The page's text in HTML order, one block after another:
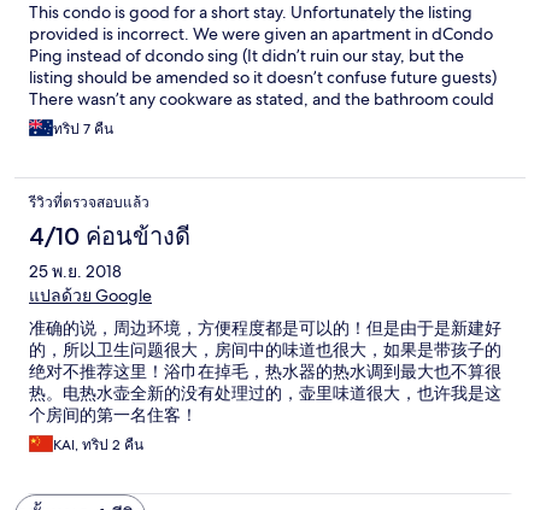
This condo is good for a short stay. Unfortunately the listing
provided is incorrect. We were given an apartment in dCondo
Ping instead of dcondo sing (It didn’t ruin our stay, but the
listing should be amended so it doesn’t confuse future guests)
There wasn’t any cookware as stated, and the bathroom could
have done with a better clean (hair still clogged up in the
shower drain) You have to purchase your own toilet paper as
And if hard beds isn’t your thing, then this apartment is not
suited for you. The location is a big positive, right behind central
festival, and off the main road making it quick and easy to get to
all the main attractions. And the pool in condo ping is massive,
so it’s great if you just want to lounge around for the day (just be
prepared for it to be a little colder then usual)
ทริป 7 คืน
รีวิวที่ตรวจสอบแล้ว
4/10 ค่อนข้างดี
25 พ.ย. 2018
แปลด้วย Google
准确的说，周边环境，方便程度都是可以的！但是由于是新建好
的，所以卫生问题很大，房间中的味道也很大，如果是带孩子的
绝对不推荐这里！浴巾在掉毛，热水器的热水调到最大也不算很
热。电热水壶全新的没有处理过的，壶里味道很大，也许我是这
个房间的第一名住客！
KAI, ทริป 2 คืน